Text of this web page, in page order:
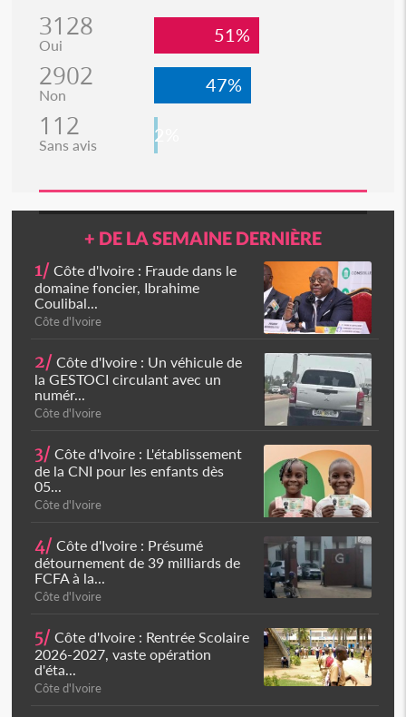
3128
Oui 51%
2902
Non 47%
112
Sans avis 2%
+ DE LA SEMAINE DERNIÈRE
1/ Côte d'Ivoire : Fraude dans le
domaine foncier, Ibrahime
Coulibal...
Côte d'Ivoire
2/ Côte d'Ivoire : Un véhicule de
la GESTOCI circulant avec un
numér...
Côte d'Ivoire
3/ Côte d'Ivoire : L'établissement
de la CNI pour les enfants dès
05...
Côte d'Ivoire
4/ Côte d'Ivoire : Présumé
détournement de 39 milliards de
FCFA à la...
Côte d'Ivoire
5/ Côte d'Ivoire : Rentrée Scolaire
2026-2027, vaste opération
d'éta...
Côte d'Ivoire